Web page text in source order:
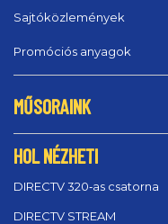
Sajtóközlemények
Promóciós anyagok
MŰSORAINK
HOL NÉZHETI
DIRECTV 320‑as csatorna
DIRECTV STREAM